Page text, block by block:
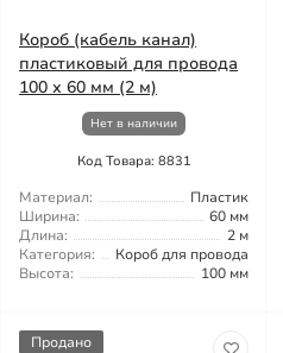
Короб (кабель канал)
пластиковый для провода
100 х 60 мм (2 м)
Нет в наличии
Код Товара: 8831
Материал:
Пластик
Ширина:
60 мм
Длина:
2 м
Категория:
Короб для провода
Высота:
100 мм
Продано